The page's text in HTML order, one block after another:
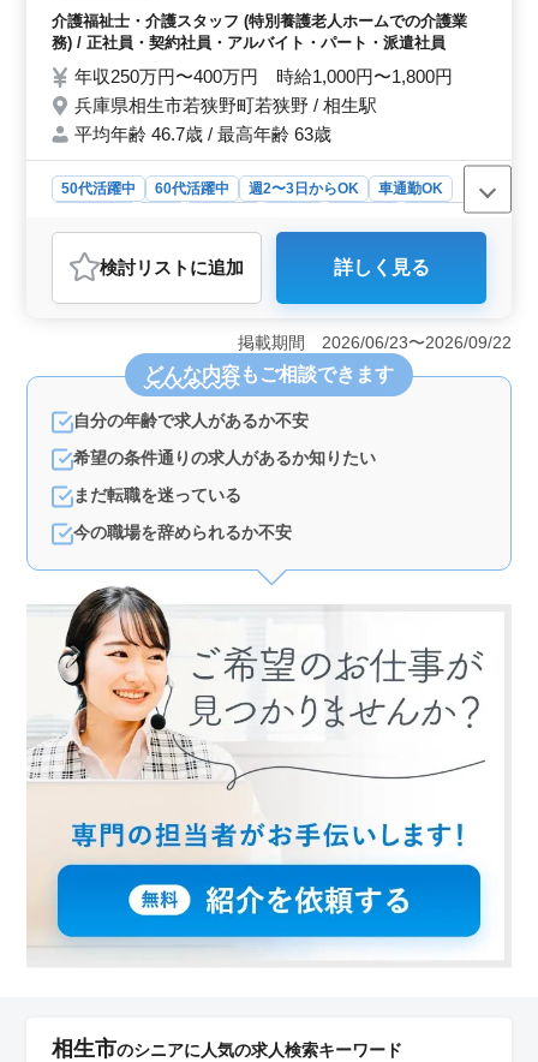
フト制や年末年始休暇など休息もしっかりと取れる環境
です。
補助 ・身体機能の維持・回復サポート ・介
護記録作成 ・レクリエーションの実施 等 【
様のご応募をお待ちしております♪
介護福祉士・介護スタッフ (特別養護老人ホームでの介護業
務) / 正社員・契約社員・アルバイト・パート・派遣社員
年収250万円〜400万円 時給1,000円〜1,800円
兵庫県相生市若狭野町若狭野 / 相生駅
平均年齢 46.7歳 / 最高年齢 63歳
50代活躍中 60代活躍中 週2〜3日からOK
車通勤OK
派遣社員
介護福祉士・介護スタッフ
おすすめポイント
＜充実の介護業務＞ 食事介助、排泄介助、入浴介助な
ど、多彩な介助業務に携わります。看護師補助、身体機
能の維持・回復サポート、介護記録作成、レクリエーシ
ョン実施など、やりがいある業務が豊富です。 ＜資
格手当のサポート＞ 初任者研修以上の方を募集。 資
格手当制度があり、スキルを持った方にはそれを評価す
る手当を支給します。モチベーションアップにつながり
ます。 ＜車通勤可能＞ 車通勤が可能で、アクセス
が便利です。通勤手当も実費支給で、通勤に関する負担
検討リスト に追加 詳しく見る
掲載期間 2026/06/23〜2026/09/22
どんな内容もご相談できます
自分の年齢で求人があるか不安
希望の条件通りの求人があるか知りたい
まだ転職を迷っている
今の職場を辞められるか不安
相生市のシニアに人気の求人検索キーワード